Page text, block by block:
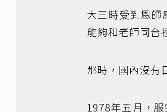
大三時受到恩
能夠和老師同台
那時，國內沒有
1978年五月，